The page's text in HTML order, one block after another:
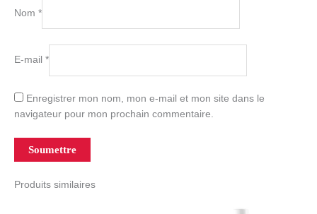
Nom *
E-mail *
Enregistrer mon nom, mon e-mail et mon site dans le
navigateur pour mon prochain commentaire.
Produits similaires